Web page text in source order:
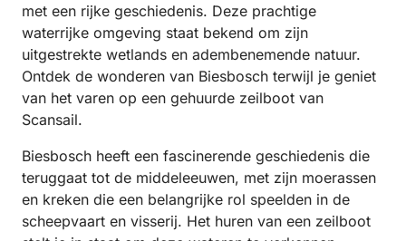
met een rijke geschiedenis. Deze prachtige
waterrijke omgeving staat bekend om zijn
uitgestrekte wetlands en adembenemende natuur.
Ontdek de wonderen van Biesbosch terwijl je geniet
van het varen op een gehuurde zeilboot van
Scansail.
Biesbosch heeft een fascinerende geschiedenis die
teruggaat tot de middeleeuwen, met zijn moerassen
en kreken die een belangrijke rol speelden in de
scheepvaart en visserij. Het huren van een zeilboot